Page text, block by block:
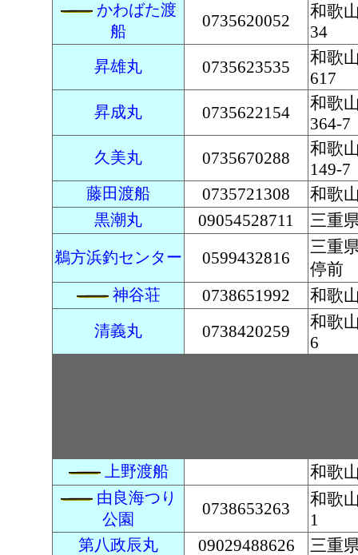
かわばた渡
船
0735620052
和歌
34
昇雄丸 0735623535
和歌
617
昇成丸 0735622154
和歌
364-7
久美丸 0735670288
和歌
149-7
藤田渡船 0735721308 和歌
黒潮丸 09054528711 三重
鵜方浜釣センター 0599432816
三重
停前
神谷荘 0738651992 和歌
清義丸 0738420259
和歌
6
上野渡船 和歌
由良海つり
公園
0738653263
和歌
1
第八政辰丸 09029488626 三重